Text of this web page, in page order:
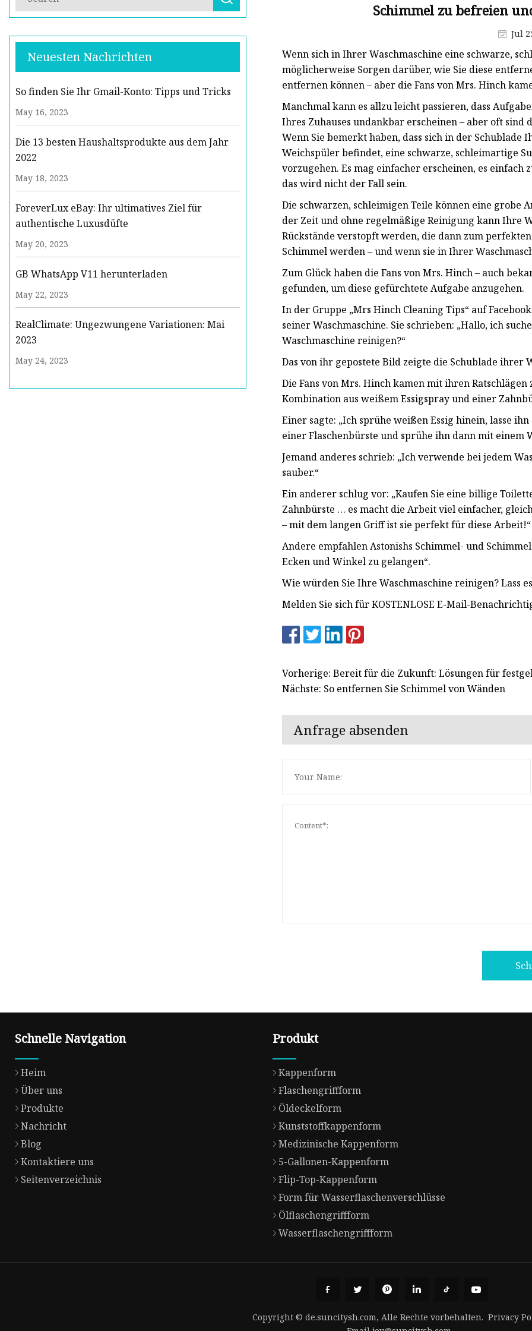
Wasserflaschengriffform
Getränkeflaschenverschlüsse
Neuesten Nachrichten
So finden Sie Ihr Gmail-Konto: Tipps und Tricks
May 16, 2023
Die 13 besten Haushaltsprodukte aus dem Jahr
2022
May 18, 2023
ForeverLux eBay: Ihr ultimatives Ziel für
authentische Luxusdüfte
May 20, 2023
GB WhatsApp V11 herunterladen
May 22, 2023
RealClimate: Ungezwungene Variationen: Mai
2023
May 24, 2023
Schimmel zu befreien
Jul
Wenn sich in Ihrer Waschmaschine eine schwarze,
möglicherweise Sorgen darüber, wie Sie diese
entfernen können – aber die Fans von Mrs. Hinch
Manchmal kann es allzu leicht passieren, dass
Ihres Zuhauses undankbar erscheinen – aber oft
Wenn Sie bemerkt haben, dass sich in der
Weichspüler befindet, eine schwarze, schleimartige
vorzugehen. Es mag einfacher erscheinen, es einfach
das wird nicht der Fall sein.
Die schwarzen, schleimigen Teile können eine grobe
der Zeit und ohne regelmäßige Reinigung kann Ihre
Rückstände verstopft werden, die dann zum
Schimmel werden – und wenn sie in Ihrer
Zum Glück haben die Fans von Mrs. Hinch – auch
gefunden, um diese gefürchtete Aufgabe anzugehen.
In der Gruppe „Mrs Hinch Cleaning Tips“ auf
seiner Waschmaschine. Sie schrieben: „Hallo, ich
Waschmaschine reinigen?“
Das von ihr gepostete Bild zeigte die Schublade ihrer
Die Fans von Mrs. Hinch kamen mit ihren
Kombination aus weißem Essigspray und einer
Einer sagte: „Ich sprühe weißen Essig hinein, lasse
einer Flaschenbürste und sprühe ihn dann mit einem
Jemand anderes schrieb: „Ich verwende bei jedem
sauber.“
Ein anderer schlug vor: „Kaufen Sie eine billige
Zahnbürste … es macht die Arbeit viel einfacher,
– mit dem langen Griff ist sie perfekt für diese Arbeit!“
Andere empfahlen Astonishs Schimmel- und
Ecken und Winkel zu gelangen“.
Wie würden Sie Ihre Waschmaschine reinigen? Lass
Melden Sie sich für KOSTENLOSE E-Mail-
Vorherige: Bereit für die Zukunft: Lösungen für
Nächste: So entfernen Sie Schimmel von Wänden
Anfrage absenden
Schnelle Navigation
Heim
Über uns
Produkte
Nachricht
Blog
Kontaktiere uns
Seitenverzeichnis
Produkt
Kappenform
Flaschengriffform
Öldeckelform
Kunststoffkappenform
Medizinische Kappenform
5-Gallonen-Kappenform
Flip-Top-Kappenform
Form für Wasserflaschenverschlüsse
Ölflaschengriffform
Wasserflaschengriffform
Copyright © de.suncitysh.com, Alle Rechte vorbehalten. Privacy